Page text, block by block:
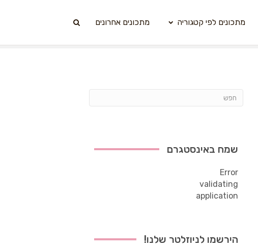
מתכונים לפי קטגוריה מתכונים אחרונים
שמח באינסטגרם
Error
validating
application
הירשמו לניוזלטר שלנו!